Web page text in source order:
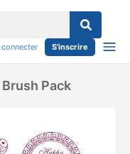
connecter S'inscrire
Pack